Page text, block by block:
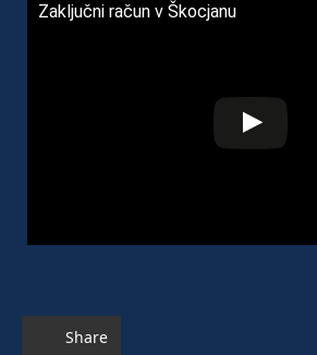
Zaključni račun v Škocjanu
Share